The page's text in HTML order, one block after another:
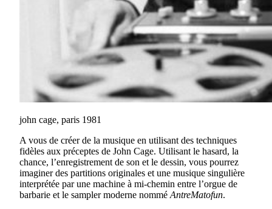
john cage, paris 1981
A vous de créer de la musique en utilisant des techniques
fidèles aux préceptes de John Cage. Utilisant le hasard, la
chance, l’enregistrement de son et le dessin, vous pourrez
imaginer des partitions originales et une musique singulière
interprétée par une machine à mi-chemin entre l’orgue de
barbarie et le sampler moderne nommé AntreMatofun.